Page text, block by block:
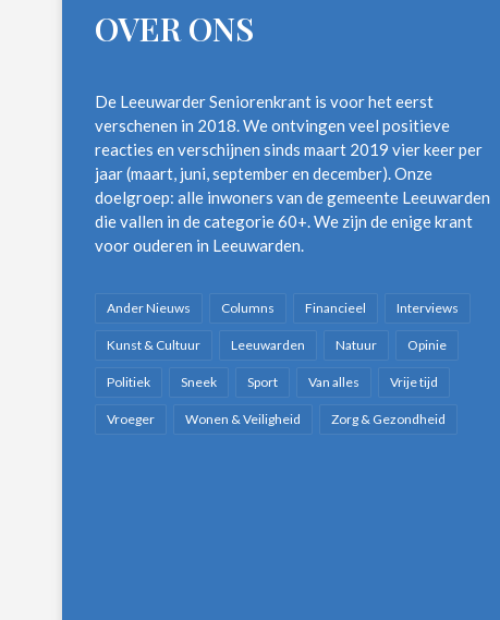
OVER ONS
De Leeuwarder Seniorenkrant is voor het eerst
verschenen in 2018. We ontvingen veel positieve
reacties en verschijnen sinds maart 2019 vier keer per
jaar (maart, juni, september en december). Onze
doelgroep: alle inwoners van de gemeente Leeuwarden
die vallen in de categorie 60+. We zijn de enige krant
voor ouderen in Leeuwarden.
Ander Nieuws Columns Financieel Interviews
Kunst & Cultuur Leeuwarden Natuur Opinie
Politiek Sneek Sport Van alles Vrije tijd
Vroeger Wonen & Veiligheid Zorg & Gezondheid